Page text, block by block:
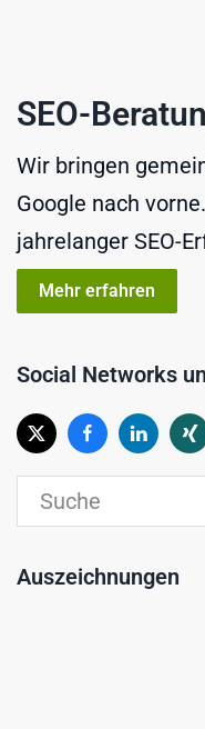
SEO-
Wir bringen
Google nach
jahrelanger SEO-
Mehr erfahren
Social Networks
Auszeichnungen